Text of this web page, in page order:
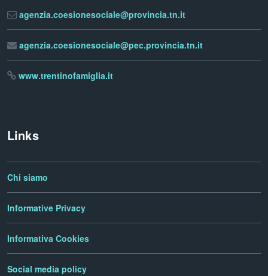
agenzia.coesionesociale@provincia.tn.it
agenzia.coesionesociale@pec.provincia.tn.it
www.trentinofamiglia.it
Links
Chi siamo
Informative Privacy
Informativa Cookies
Social media policy